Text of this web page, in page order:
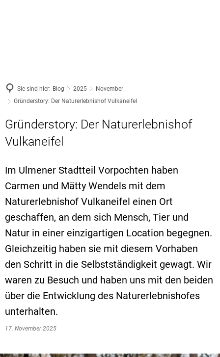
Gewerbeflächen
Unternehmensnachfolge
Weiterbildung
Coworking
Natur- und Geopark
Nachhaltigkeit
Familie & Bildung
Bürgerservice
Gemeinden
VG
VG Ulmen
VG Zell
Sie sind hier: Blog 2025
November
Gründerstory: Der Naturerlebnishof Vulkaneifel
Gründerstory: Der Naturerlebnishof
Vulkaneifel
Im Ulmener Stadtteil Vorpochten haben
Carmen und Mätty Wendels mit dem
Naturerlebnishof Vulkaneifel einen Ort
geschaffen, an dem sich Mensch, Tier und
Natur in einer einzigartigen Location begegnen.
Gleichzeitig haben sie mit diesem Vorhaben
den Schritt in die Selbstständigkeit gewagt. Wir
waren zu Besuch und haben uns mit den beiden
über die Entwicklung des Naturerlebnishofes
unterhalten.
17. November 2025